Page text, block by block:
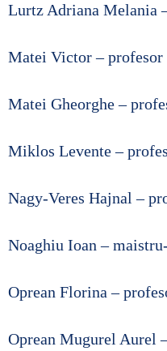
Lurtz Adriana Melania
Matei Victor – profesor
Matei Gheorghe –
Miklos Levente –
Nagy-Veres Hajnal –
Noaghiu Ioan –
Oprean Florina –
Oprean Mugurel Aurel